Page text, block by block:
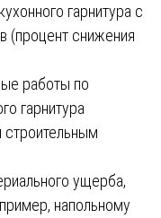
гарнитура с
(процент снижения
работы по
гарнитура
строительным
ущерба,
напольному